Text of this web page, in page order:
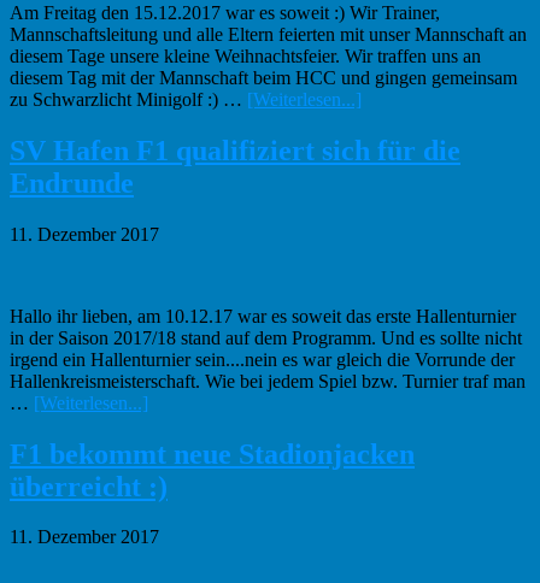
Am Freitag den 15.12.2017 war es soweit :) Wir Trainer,
Mannschaftsleitung und alle Eltern feierten mit unser Mannschaft an
diesem Tage unsere kleine Weihnachtsfeier. Wir traffen uns an
diesem Tag mit der Mannschaft beim HCC und gingen gemeinsam
zu Schwarzlicht Minigolf :) … [Weiterlesen...]
Plugin
Weihnachtsfeier
SV Hafen F1 qualifiziert sich für die
Endrunde
11. Dezember 2017
Hallo ihr lieben, am 10.12.17 war es soweit das erste Hallenturnier
in der Saison 2017/18 stand auf dem Programm. Und es sollte nicht
irgend ein Hallenturnier sein....nein es war gleich die Vorrunde der
Hallenkreismeisterschaft. Wie bei jedem Spiel bzw. Turnier traf man
… [Weiterlesen...]
Plugin
SV
Hafen
qualifiziert
F1 bekommt neue Stadionjacken
überreicht :)
11. Dezember 2017